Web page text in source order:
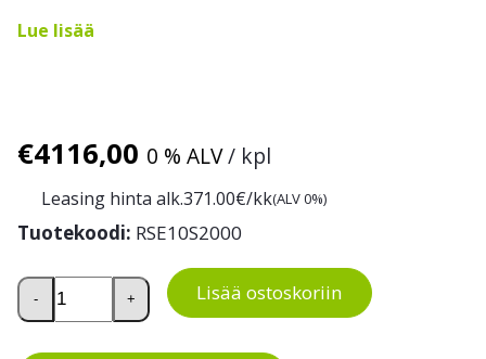
Lue lisää
€4116,00 0 % ALV/ kpl
Leasing hinta alk.371.00€/kk(ALV 0%)
Tuotekoodi: RSE10S2000
Sähkökäyttöinen pinoamisvaunu RSE10S2000 määrä
- + Lisää ostoskoriin